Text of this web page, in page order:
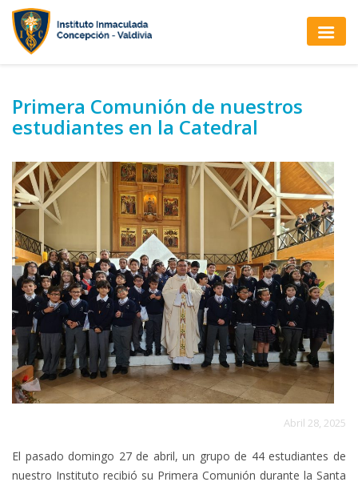
Primera Comunión de nuestros
estudiantes en la Catedral
Abril 28, 2025
El pasado domingo 27 de abril, un grupo de 44 estudiantes de
nuestro Instituto recibió su Primera Comunión durante la Santa